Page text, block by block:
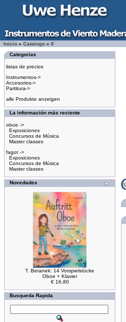
Inicio » Catalogo » 0
Categorias
listas de precios
Instrumentos->
Accesorios->
Partitura->
alle Produkte anzeigen
La información más reciente
oboe ->
Exposiciones
Concursos de Música
Master classes
fagot ->
Exposiciones
Concursos de Música
Master classes
Novedades
T. Beranek: 14 Vorspielstücke
Oboe + Klavier
€ 16,80
Busqueda Rapida